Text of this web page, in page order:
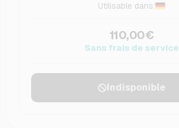
Utilisable dans:
110,00€
Sans frais de service
Indisponible